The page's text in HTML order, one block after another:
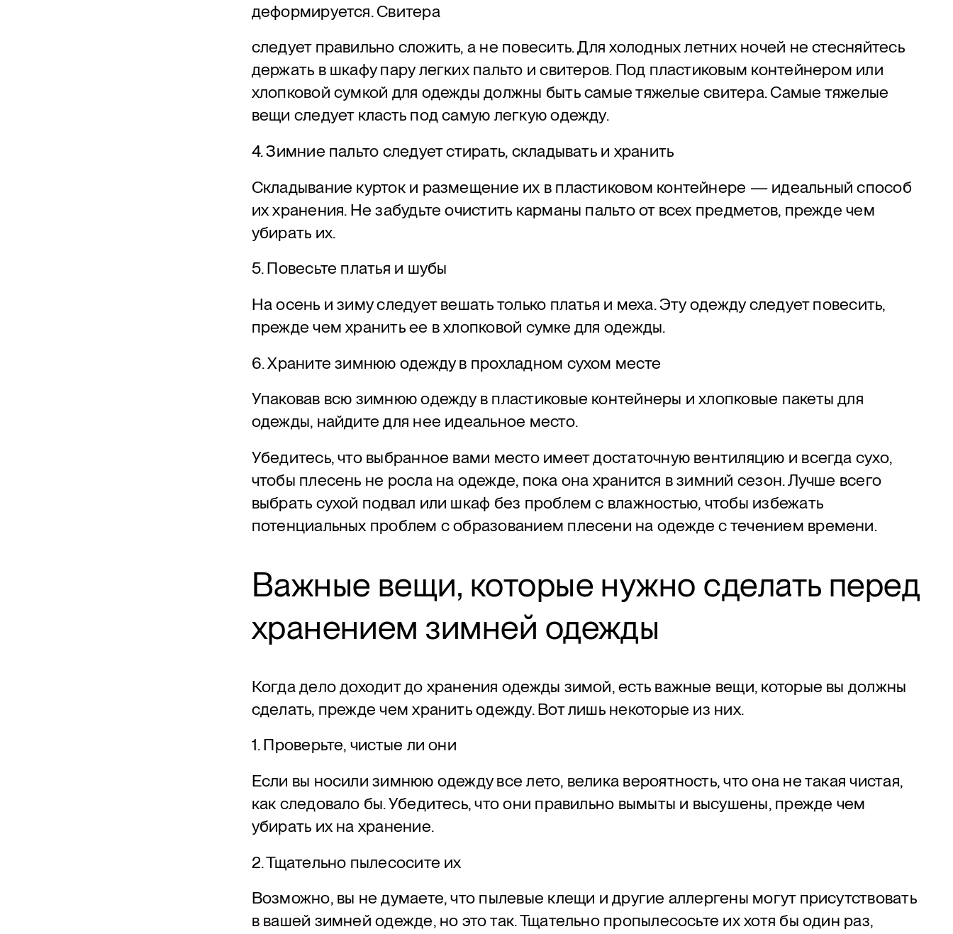
деформируется. Свитера
следует правильно сложить, а не повесить. Для холодных летних ночей не стесняйтесь
держать в шкафу пару легких пальто и свитеров. Под пластиковым контейнером или
хлопковой сумкой для одежды должны быть самые тяжелые свитера. Самые тяжелые
вещи следует класть под самую легкую одежду.
4. Зимние пальто следует стирать, складывать и хранить
Складывание курток и размещение их в пластиковом контейнере — идеальный способ
их хранения. Не забудьте очистить карманы пальто от всех предметов, прежде чем
убирать их.
5. Повесьте платья и шубы
На осень и зиму следует вешать только платья и меха. Эту одежду следует повесить,
прежде чем хранить ее в хлопковой сумке для одежды.
6. Храните зимнюю одежду в прохладном сухом месте
Упаковав всю зимнюю одежду в пластиковые контейнеры и хлопковые пакеты для
одежды, найдите для нее идеальное место.
Убедитесь, что выбранное вами место имеет достаточную вентиляцию и всегда сухо,
чтобы плесень не росла на одежде, пока она хранится в зимний сезон. Лучше всего
выбрать сухой подвал или шкаф без проблем с влажностью, чтобы избежать
потенциальных проблем с образованием плесени на одежде с течением времени.
Важные вещи, которые нужно сделать перед
хранением зимней одежды
Когда дело доходит до хранения одежды зимой, есть важные вещи, которые вы должны
сделать, прежде чем хранить одежду. Вот лишь некоторые из них.
1. Проверьте, чистые ли они
Если вы носили зимнюю одежду все лето, велика вероятность, что она не такая чистая,
как следовало бы. Убедитесь, что они правильно вымыты и высушены, прежде чем
убирать их на хранение.
2. Тщательно пылесосите их
Возможно, вы не думаете, что пылевые клещи и другие аллергены могут присутствовать
в вашей зимней одежде, но это так. Тщательно пропылесосьте их хотя бы один раз,